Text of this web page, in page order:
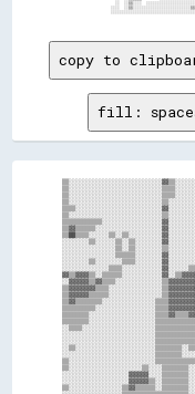
copy to
fill: